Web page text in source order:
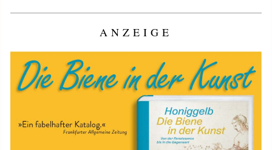
ANZEIGE